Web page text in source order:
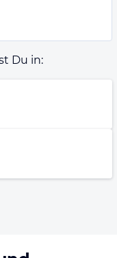
Du in: